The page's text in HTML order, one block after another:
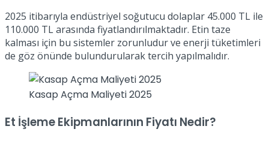
2025 itibarıyla endüstriyel soğutucu dolaplar 45.000 TL ile
110.000 TL arasında fiyatlandırılmaktadır. Etin taze
kalması için bu sistemler zorunludur ve enerji tüketimleri
de göz önünde bulundurularak tercih yapılmalıdır.
Kasap Açma Maliyeti 2025
Et İşleme Ekipmanlarının Fiyatı Nedir?